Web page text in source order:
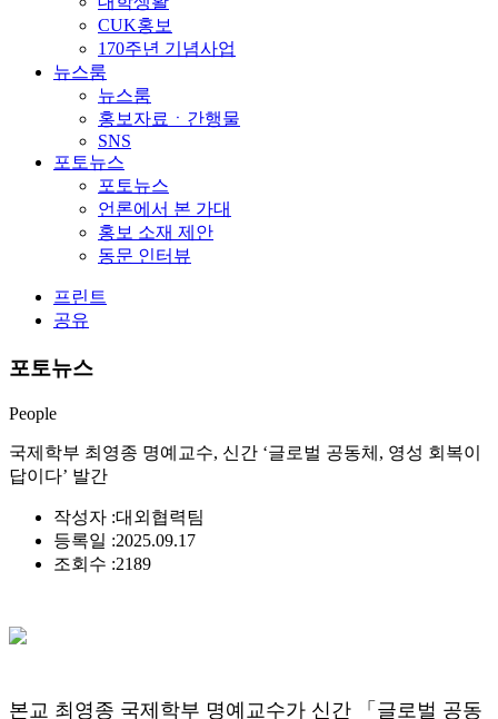
CUK홍보
170주년 기념사업
뉴스룸
뉴스룸
홍보자료ㆍ간행물
SNS
포토뉴스
포토뉴스
언론에서 본 가대
홍보 소재 제안
동문 인터뷰
프린트
공유
포토뉴스
People
국제학부 최영종 명예교수, 신간 ‘글로벌 공동체, 영성 회복이
답이다’ 발간
작성자 :대외협력팀
등록일 :2025.09.17
조회수 :2189
본교 최영종 국제학부 명예교수가 신간
「글로벌 공동